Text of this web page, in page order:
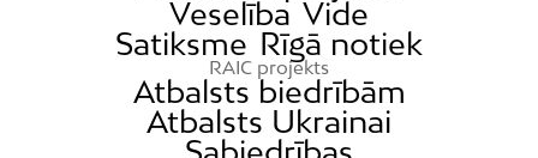
Veselība Vide
Satiksme Rīgā notiek
RAIC projekts
Atbalsts biedrībām
Atbalsts Ukrainai